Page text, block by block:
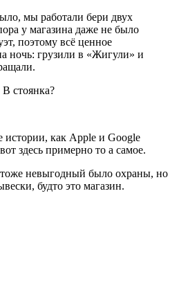
мы работали бери двух
у магазина даже не было
поэтому всё ценное
ночь: грузили в «Жигули» и
стоянка?
истории, как Apple и Google
здесь примерно то а самое.
невыгодный было охраны, но
будто это магазин.